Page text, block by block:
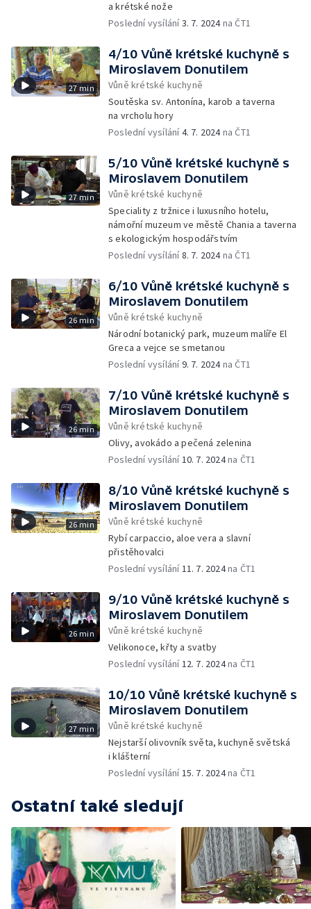
a krétské nože
Poslední vysílání3. 7. 2024na ČT1
27 min
4/10 Vůně krétské kuchyně s
Miroslavem Donutilem
Vůně krétské kuchyně
Soutěska sv. Antonína, karob a taverna
na vrcholu hory
Poslední vysílání4. 7. 2024na ČT1
27 min
5/10 Vůně krétské kuchyně s
Miroslavem Donutilem
Vůně krétské kuchyně
Speciality z tržnice i luxusního hotelu,
námořní muzeum ve městě Chania a taverna
s ekologickým hospodářstvím
Poslední vysílání8. 7. 2024na ČT1
26 min
6/10 Vůně krétské kuchyně s
Miroslavem Donutilem
Vůně krétské kuchyně
Národní botanický park, muzeum malíře El
Greca a vejce se smetanou
Poslední vysílání9. 7. 2024na ČT1
26 min
7/10 Vůně krétské kuchyně s
Miroslavem Donutilem
Vůně krétské kuchyně
Olivy, avokádo a pečená zelenina
Poslední vysílání10. 7. 2024na ČT1
26 min
8/10 Vůně krétské kuchyně s
Miroslavem Donutilem
Vůně krétské kuchyně
Rybí carpaccio, aloe vera a slavní
přistěhovalci
Poslední vysílání11. 7. 2024na ČT1
26 min
9/10 Vůně krétské kuchyně s
Miroslavem Donutilem
Vůně krétské kuchyně
Velikonoce, křty a svatby
Poslední vysílání12. 7. 2024na ČT1
27 min
10/10 Vůně krétské kuchyně s
Miroslavem Donutilem
Vůně krétské kuchyně
Nejstarší olivovník světa, kuchyně světská
i klášterní
Poslední vysílání15. 7. 2024na ČT1
Ostatní také sledují